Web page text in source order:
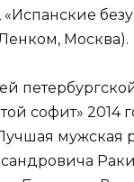
Москва).
софит» 2014
мужская